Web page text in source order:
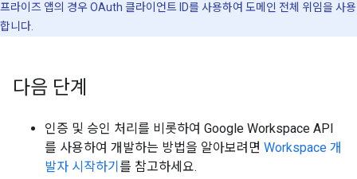
프라이즈 앱의 경우 OAuth 클라이언트 ID를 사용하여 도메인 전체 위임을 사용
합니다.
다음 단계
인증 및 승인 처리를 비롯하여 Google Workspace API
를 사용하여 개발하는 방법을 알아보려면 Workspace 개
발자 시작하기 를 참고하세요.